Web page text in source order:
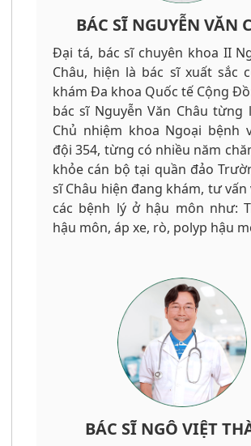
BÁC SĨ NGUYỄN VĂN
Đại tá, bác sĩ chuyên khoa II
Châu, hiện là bác sĩ xuất sắc
khám Đa khoa Quốc tế Cộng
bác sĩ Nguyễn Văn Châu từng
Chủ nhiệm khoa Ngoại bệnh
đội 354, từng có nhiều năm
khỏe cán bộ tại quần đảo
sĩ Châu hiện đang khám, tư
các bệnh lý ở hậu môn như:
hậu môn, áp xe, rò, polyp hậu
BÁC SĨ NGÔ VIỆT